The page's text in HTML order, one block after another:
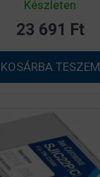
a
5
-
ő
l
Készleten
23 691 Ft
KOSÁRBA TESZEM